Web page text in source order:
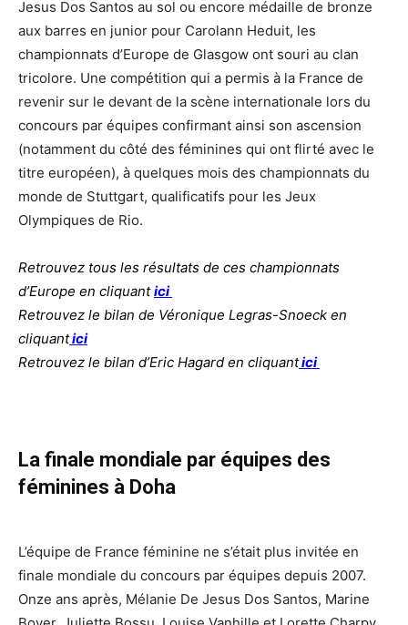
Jesus Dos Santos au sol ou encore médaille de bronze
aux barres en junior pour Carolann Heduit, les
championnats d’Europe de Glasgow ont souri au clan
tricolore. Une compétition qui a permis à la France de
revenir sur le devant de la scène internationale lors du
concours par équipes confirmant ainsi son ascension
(notamment du côté des féminines qui ont flirté avec le
titre européen), à quelques mois des championnats du
monde de Stuttgart, qualificatifs pour les Jeux
Olympiques de Rio.
Retrouvez tous les résultats de ces championnats
d’Europe en cliquantici
Retrouvez le bilan de Véronique Legras-Snoeck en
cliquantici
Retrouvez le bilan d’Eric Hagard en cliquantici
La finale mondiale par équipes des
féminines à Doha
L’équipe de France féminine ne s’était plus invitée en
finale mondiale du concours par équipes depuis 2007.
Onze ans après, Mélanie De Jesus Dos Santos, Marine